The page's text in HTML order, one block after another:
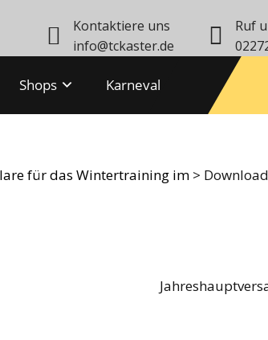
Kontaktiere uns
info@tckaster.de
Ruf
Shops Karneval
für das Wintertraining im >